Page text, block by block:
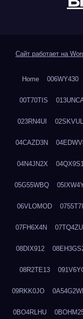
Сайт работает на
Home 006WY430
00T70TIS
023RN4UI
04CAZD3N
04N4JN2X
05G55WBQ
06VLOMOD
07FH6X4N
08DIX912
08R2TE13
09RKK0JO
0BO4RLHU